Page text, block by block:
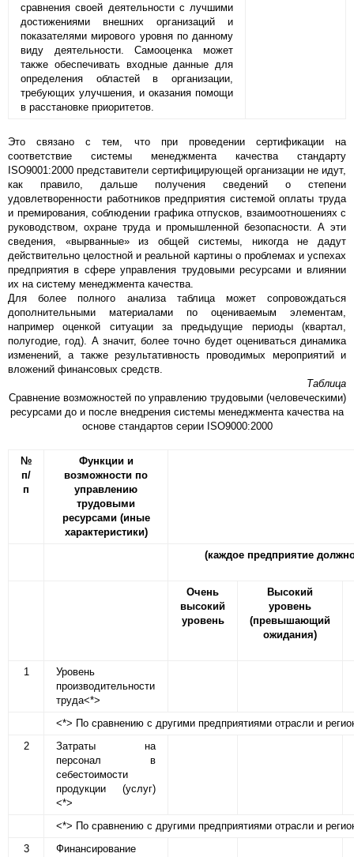
сравнения своей деятельности с лучшими
достижениями внешних организаций и
показателями мирового уровня по данному
виду деятельности. Самооценка может
также обеспечивать входные данные для
определения областей в организации,
требующих улучшения, и оказания помощи
в расстановке приоритетов.
Это связано с тем, что при проведении сертификации на
соответствие системы менеджмента качества стандарту
ISO9001:2000 представители сертифицирующей организации не идут,
как правило, дальше получения сведений о степени
удовлетворенности работников предприятия системой оплаты труда
и премирования, соблюдении графика отпусков, взаимоотношениях с
руководством, охране труда и промышленной безопасности. А эти
сведения, «вырванные» из общей системы, никогда не дадут
действительно целостной и реальной картины о проблемах и успехах
предприятия в сфере управления трудовыми ресурсами и влиянии
их на систему менеджмента качества.
Для более полного анализа таблица может сопровождаться
дополнительными материалами по оцениваемым элементам,
например оценкой ситуации за предыдущие периоды (квартал,
полугодие, год). А значит, более точно будет оцениваться динамика
изменений, а также результативность проводимых мероприятий и
вложений финансовых средств.
Таблица
Сравнение возможностей по управлению трудовыми (человеческими)
ресурсами до и после внедрения системы менеджмента качества на
основе стандартов серии ISO9000:2000
№
п/
п
Функции и
возможности по
управлению
трудовыми
ресурсами (иные
характеристики)
(каждое предприятие
Очень
высокий
уровень
Высокий
уровень
(превышающий
ожидания)
1
Уровень
производительности
труда<*>
<*> По сравнению с другими предприятиями отрасли и
2
Затраты на
персонал в
себестоимости
продукции (услуг)
<*>
<*> По сравнению с другими предприятиями отрасли и
3
Финансирование